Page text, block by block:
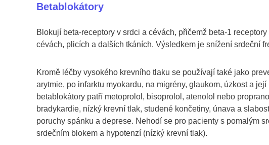
Betablokátory
Blokují beta-receptory v srdci a cévách, přičemž beta-1
cévách, plicích a dalších tkáních. Výsledkem je snížení srdeční
Kromě léčby vysokého krevního tlaku se používají také jako
arytmie, po infarktu myokardu, na migrény, glaukom, úzkost a
betablokátory patří metoprolol, bisoprolol, atenolol nebo
bradykardie, nízký krevní tlak, studené končetiny, únava a
poruchy spánku a deprese. Nehodí se pro pacienty s pomalým
srdečním blokem a hypotenzí (nízký krevní tlak).